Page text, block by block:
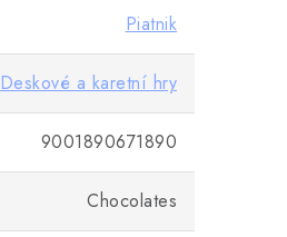
Piatnik
Deskové a karetní hry
9001890671890
Chocolates